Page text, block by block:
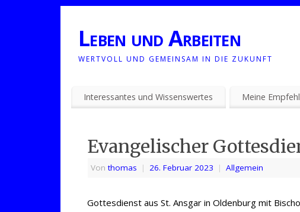
Leben und Arbeiten
WERTVOLL UND GEMEINSAM IN DIE ZUKUNFT
Interessantes und Wissenswertes Meine
Evangelischer
Vonthomas | 26. Februar 2023 | Allgemein
Gottesdienst aus St. Ansgar in Oldenburg mit